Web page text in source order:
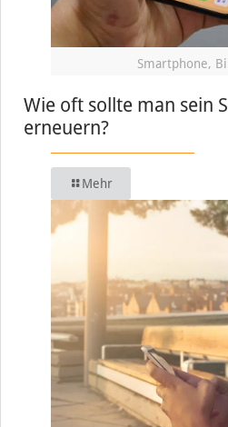
Smartphone,
Wie oft sollte man sein
erneuern?
Mehr